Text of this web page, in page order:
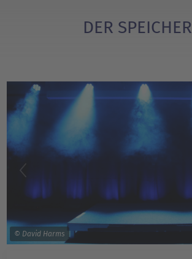
DER SPEICHER
© David Harms